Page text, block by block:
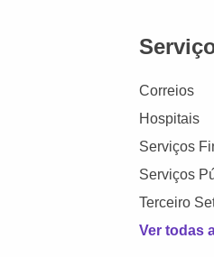
Correios
Hospitais
Serviços
Serviços
Terceiro
Ver todas